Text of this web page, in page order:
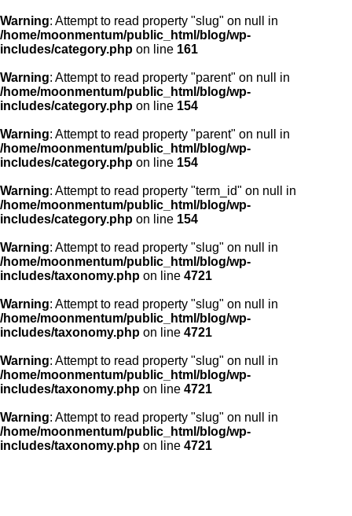
Warning: Attempt to read property "slug" on null in
/home/moonmentum/public_html/blog/wp-
includes/category.php on line 161
Warning: Attempt to read property "parent" on null in
/home/moonmentum/public_html/blog/wp-
includes/category.php on line 154
Warning: Attempt to read property "parent" on null in
/home/moonmentum/public_html/blog/wp-
includes/category.php on line 154
Warning: Attempt to read property "term_id" on null in
/home/moonmentum/public_html/blog/wp-
includes/category.php on line 154
Warning: Attempt to read property "slug" on null in
/home/moonmentum/public_html/blog/wp-
includes/taxonomy.php on line 4721
Warning: Attempt to read property "slug" on null in
/home/moonmentum/public_html/blog/wp-
includes/taxonomy.php on line 4721
Warning: Attempt to read property "slug" on null in
/home/moonmentum/public_html/blog/wp-
includes/taxonomy.php on line 4721
Warning: Attempt to read property "slug" on null in
/home/moonmentum/public_html/blog/wp-
includes/taxonomy.php on line 4721